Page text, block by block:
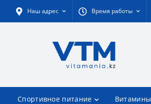
Наш адрес Время работы
Спортивное питание Витамины